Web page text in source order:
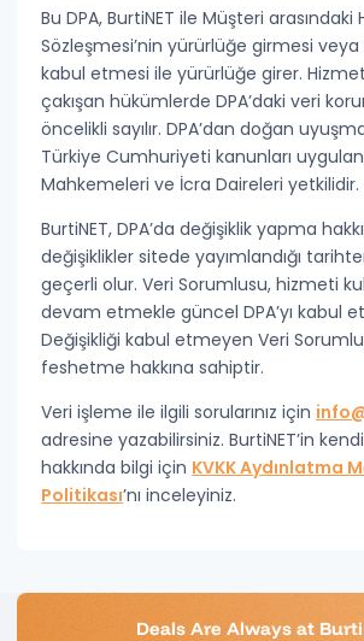
Bu DPA, BurtiNET ile Müşteri arasındaki
Sözleşmesi’nin yürürlüğe girmesi veya
kabul etmesi ile yürürlüğe girer.
çakışan hükümlerde DPA’daki veri
öncelikli sayılır. DPA’dan doğan
Türkiye Cumhuriyeti kanunları
Mahkemeleri ve İcra Daireleri yetkilidir.
BurtiNET, DPA’da değişiklik yapma
değişiklikler sitede yayımlandığı
geçerli olur. Veri Sorumlusu, hizmeti
devam etmekle güncel DPA’yı kabul
Değişikliği kabul etmeyen Veri
feshetme hakkına sahiptir.
Veri işleme ile ilgili sorularınız için
adresine yazabilirsiniz. BurtiNET’in
hakkında bilgi için KVKK Aydınlatma
Politikası’nı inceleyiniz.
Deals Are Always at